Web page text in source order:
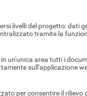
livelli del progetto: dati
tramite la
un'unica area tutti i
sull'applicazione
per consentire il